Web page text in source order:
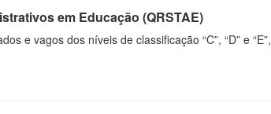
em Educação (QRSTAE)
e vagos dos níveis de classificação “C”, “D” e “E”,